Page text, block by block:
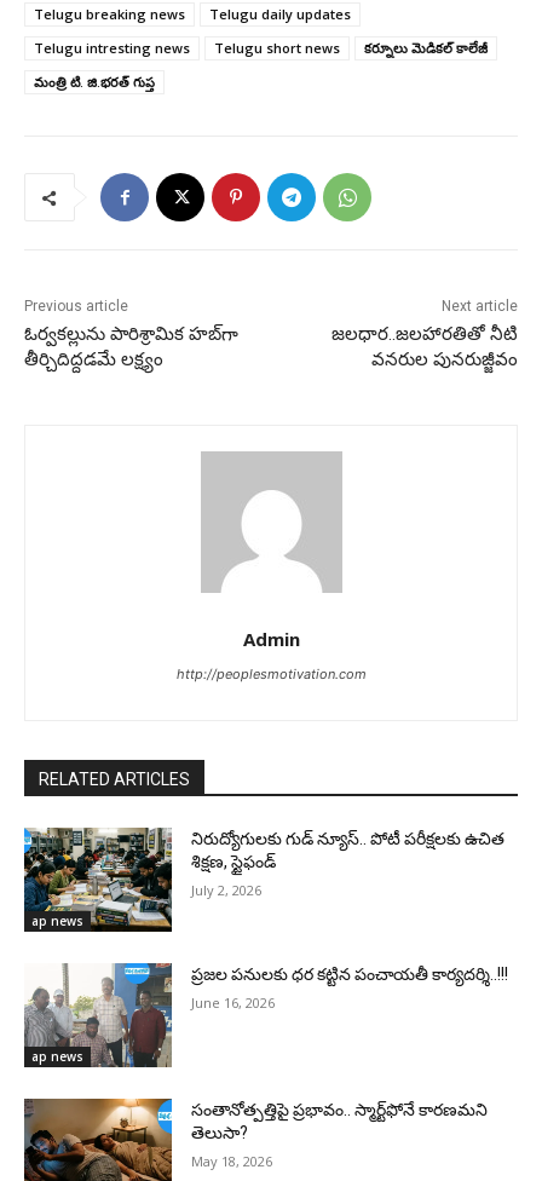
Telugu breaking news
Telugu daily updates
Telugu intresting news
Telugu short news
కర్నూలు మెడికల్ కాలేజీ
మంత్రి టి. జి.భరత్ గుప్త
Previous article
ఓర్వకల్లును పారిశ్రామిక హబ్‌గా
తీర్చిదిద్దడమే లక్ష్యం
Next article
జలధార..జలహారతితో నీటి
వనరుల పునరుజ్జీవం
Admin
http://peoplesmotivation.com
RELATED ARTICLES
ap news
నిరుద్యోగులకు గుడ్ న్యూస్.. పోటీ పరీక్షలకు ఉచిత
శిక్షణ, స్టైఫండ్
July 2, 2026
ap news
ప్రజల పనులకు ధర కట్టిన పంచాయతీ కార్యదర్శి..!!!
June 16, 2026
సంతానోత్పత్తిపై ప్రభావం.. స్మార్ట్‌ఫోనే కారణమని
తెలుసా?
May 18, 2026